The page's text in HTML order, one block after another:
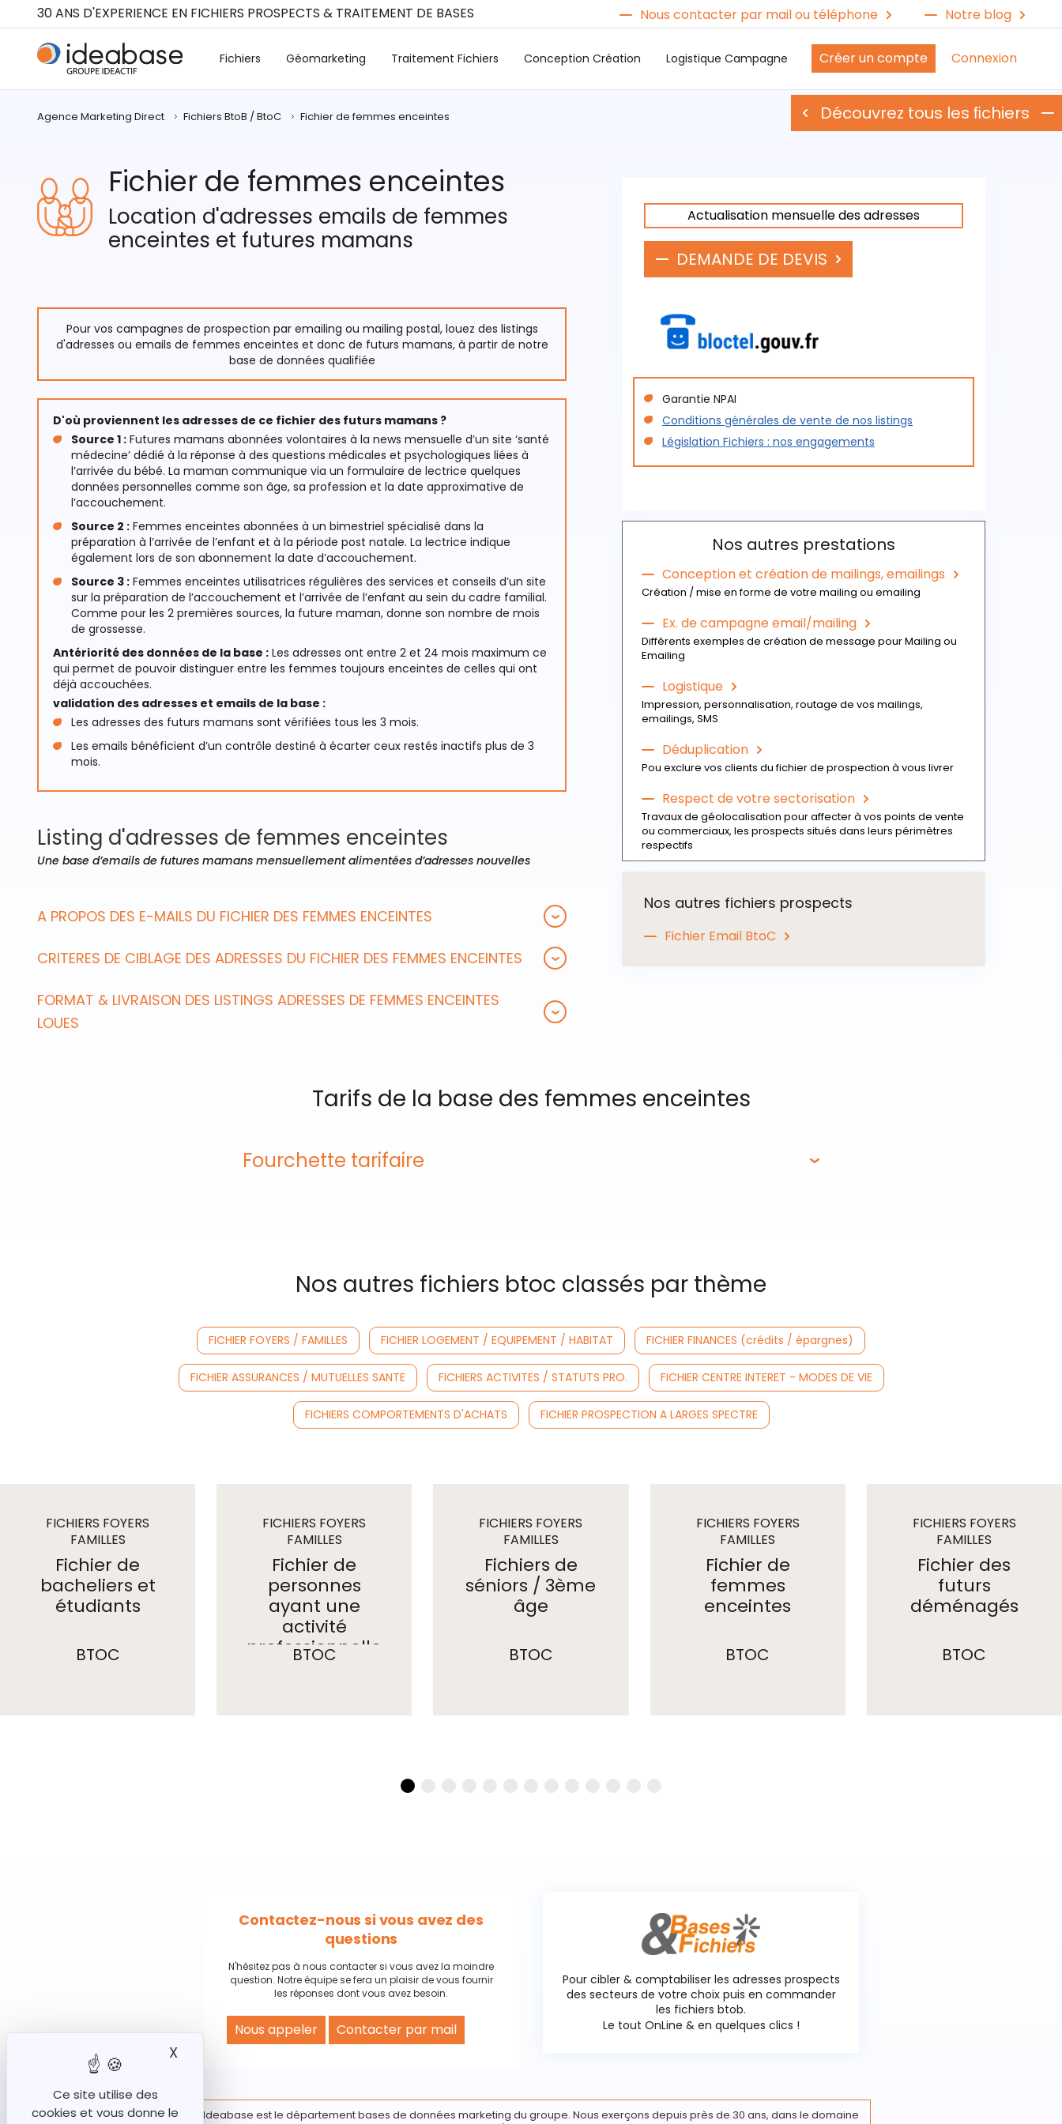
30 ANS D'EXPERIENCE EN FICHIERS PROSPECTS & TRAITEMENT DE BASES Nous contacter par mail ou téléphone Notre blog
Fichiers Géomarketing Traitement Fichiers Conception Création Logistique Campagne Créer un compte Connexion
Agence Marketing Direct Fichiers BtoB / BtoC Fichier de femmes enceintes Découvrez tous les ﬁchiers
Fichier de femmes enceintes
Location d'adresses emails de femmes
enceintes et futures mamans
Pour vos campagnes de prospection par emailing ou mailing postal, louez des listings
d'adresses ou emails de femmes enceintes et donc de futurs mamans, à partir de notre
base de données qualifiée
D'où proviennent les adresses de ce fichier des futurs mamans ?
Source 1 : Futures mamans abonnées volontaires à la news mensuelle d’un site ‘santé
médecine’ dédié à la réponse à des questions médicales et psychologiques liées à
l’arrivée du bébé. La maman communique via un formulaire de lectrice quelques
données personnelles comme son âge, sa profession et la date approximative de
l’accouchement.
Source 2 : Femmes enceintes abonnées à un bimestriel spécialisé dans la
préparation à l’arrivée de l’enfant et à la période post natale. La lectrice indique
également lors de son abonnement la date d’accouchement.
Source 3 : Femmes enceintes utilisatrices régulières des services et conseils d’un site
sur la préparation de l’accouchement et l’arrivée de l’enfant au sein du cadre familial.
Comme pour les 2 premières sources, la future maman, donne son nombre de mois
de grossesse.
Antériorité des données de la base : Les adresses ont entre 2 et 24 mois maximum ce
qui permet de pouvoir distinguer entre les femmes toujours enceintes de celles qui ont
déjà accouchées.
validation des adresses et emails de la base :
Les adresses des futurs mamans sont vérifiées tous les 3 mois.
Les emails bénéficient d’un contrôle destiné à écarter ceux restés inactifs plus de 3
mois.
Listing d'adresses de femmes enceintes
Une base d’emails de futures mamans mensuellement alimentées d’adresses nouvelles
A PROPOS DES E-MAILS DU FICHIER DES FEMMES ENCEINTES
CRITERES DE CIBLAGE DES ADRESSES DU FICHIER DES FEMMES ENCEINTES
FORMAT & LIVRAISON DES LISTINGS ADRESSES DE FEMMES ENCEINTES
LOUES
Actualisation mensuelle des adresses
DEMANDE DE DEVIS
Garantie NPAI
Conditions générales de vente de nos listings
Législation Fichiers : nos engagements
Nos autres prestations
Conception et création de mailings, emailings
Création / mise en forme de votre mailing ou emailing
Ex. de campagne email/mailing
Différents exemples de création de message pour Mailing ou
Emailing
Logistique
Impression, personnalisation, routage de vos mailings,
emailings, SMS
Déduplication
Pou exclure vos clients du fichier de prospection à vous livrer
Respect de votre sectorisation
Travaux de géolocalisation pour affecter à vos points de vente
ou commerciaux, les prospects situés dans leurs périmètres
respectifs
Nos autres fichiers prospects
Fichier Email BtoC
Tarifs de la base des femmes enceintes
Fourchette tarifaire
Nos autres fichiers btoc classés par thème
FICHIER FOYERS / FAMILLES FICHIER LOGEMENT / EQUIPEMENT / HABITAT FICHIER FINANCES (crédits / épargnes)
FICHIER ASSURANCES / MUTUELLES SANTE FICHIERS ACTIVITES / STATUTS PRO. FICHIER CENTRE INTERET - MODES DE VIE
FICHIERS COMPORTEMENTS D'ACHATS FICHIER PROSPECTION A LARGES SPECTRE
FICHIERS FOYERS
FAMILLES
Fichier de
bacheliers et
étudiants
BTOC
FICHIERS FOYERS
FAMILLES
Fichier de
personnes
ayant une
activité
professionnelle
BTOC
FICHIERS FOYERS
FAMILLES
Fichiers de
séniors / 3ème
âge
BTOC
FICHIERS FOYERS
FAMILLES
Fichier de
femmes
enceintes
BTOC
FICHIERS FOYERS
FAMILLES
Fichier des
futurs
déménagés
BTOC
Contactez-nous si vous avez des
questions
N'hésitez pas à nous contacter si vous avez la moindre
question. Notre équipe se fera un plaisir de vous fournir
les réponses dont vous avez besoin.
Nous appeler Contacter par mail
Pour cibler & comptabiliser les adresses prospects
des secteurs de votre choix puis en commander
les fichiers btob.
Le tout OnLine & en quelques clics !
Ideabase est le département bases de données marketing du groupe. Nous exerçons depuis près de 30 ans, dans le domaine
Panneau de gestion des cookies
Ce site utilise des
cookies et vous donne le
X